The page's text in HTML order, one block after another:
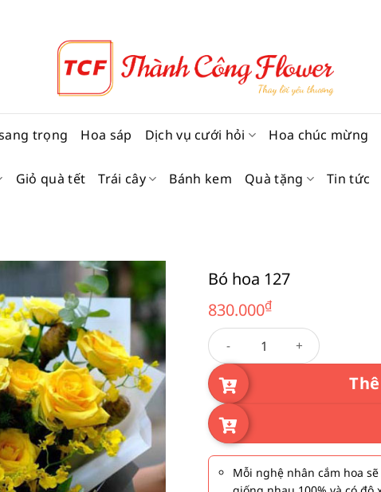
trọng Hoa sáp Dịch vụ cưới hỏi Hoa chúc mừng
Giỏ quà tết Trái cây Bánh kem Quà tặng Tin tức
Bó hoa 127
830.000₫
Bó hoa 127 số lượng
Mỗi nghệ nhân cắm hoa